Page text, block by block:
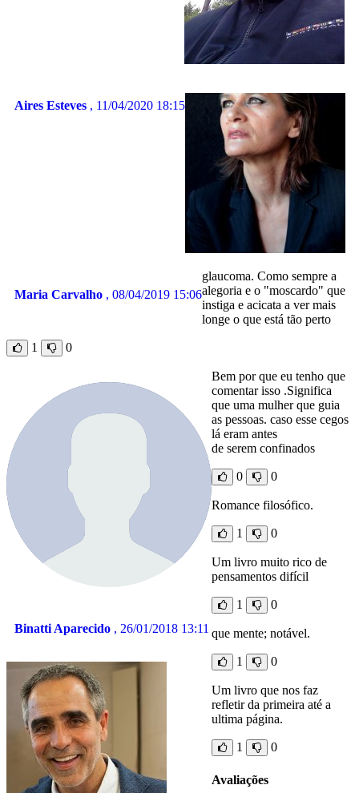
Aires Esteves , 11/04/2020 18:15
Maria Carvalho , 08/04/2019 15:06
glaucoma. Como sempre a
alegoria e o "moscardo" que
instiga e acicata a ver mais
longe o que está tão perto
1 0
Binatti Aparecido , 26/01/2018 13:11
Bem por que eu tenho que
comentar isso .Significa
que uma mulher que guia
as pessoas. caso esse cegos
lá eram antes
de serem confinados
0 0
Romance filosófico.
1 0
Um livro muito rico de
pensamentos difícil
1 0
que mente; notável.
1 0
Um livro que nos faz
refletir da primeira até a
ultima página.
1 0
Avaliações